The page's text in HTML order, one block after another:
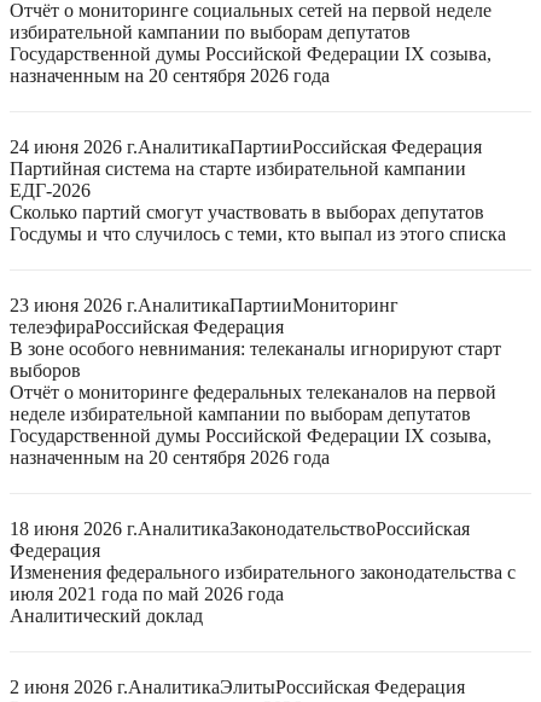
Отчёт о мониторинге социальных сетей на первой неделе
избирательной кампании по выборам депутатов
Государственной думы Российской Федерации IX созыва,
назначенным на 20 сентября 2026 года
24 июня 2026 г.АналитикаПартииРоссийская Федерация
Партийная система на старте избирательной кампании
ЕДГ-2026
Сколько партий смогут участвовать в выборах депутатов
Госдумы и что случилось с теми, кто выпал из этого списка
23 июня 2026 г.АналитикаПартииМониторинг
телеэфираРоссийская Федерация
В зоне особого невнимания: телеканалы игнорируют старт
выборов
Отчёт о мониторинге федеральных телеканалов на первой
неделе избирательной кампании по выборам депутатов
Государственной думы Российской Федерации IX созыва,
назначенным на 20 сентября 2026 года
18 июня 2026 г.АналитикаЗаконодательствоРоссийская
Федерация
Изменения федерального избирательного законодательства с
июля 2021 года по май 2026 года
Аналитический доклад
2 июня 2026 г.АналитикаЭлитыРоссийская Федерация